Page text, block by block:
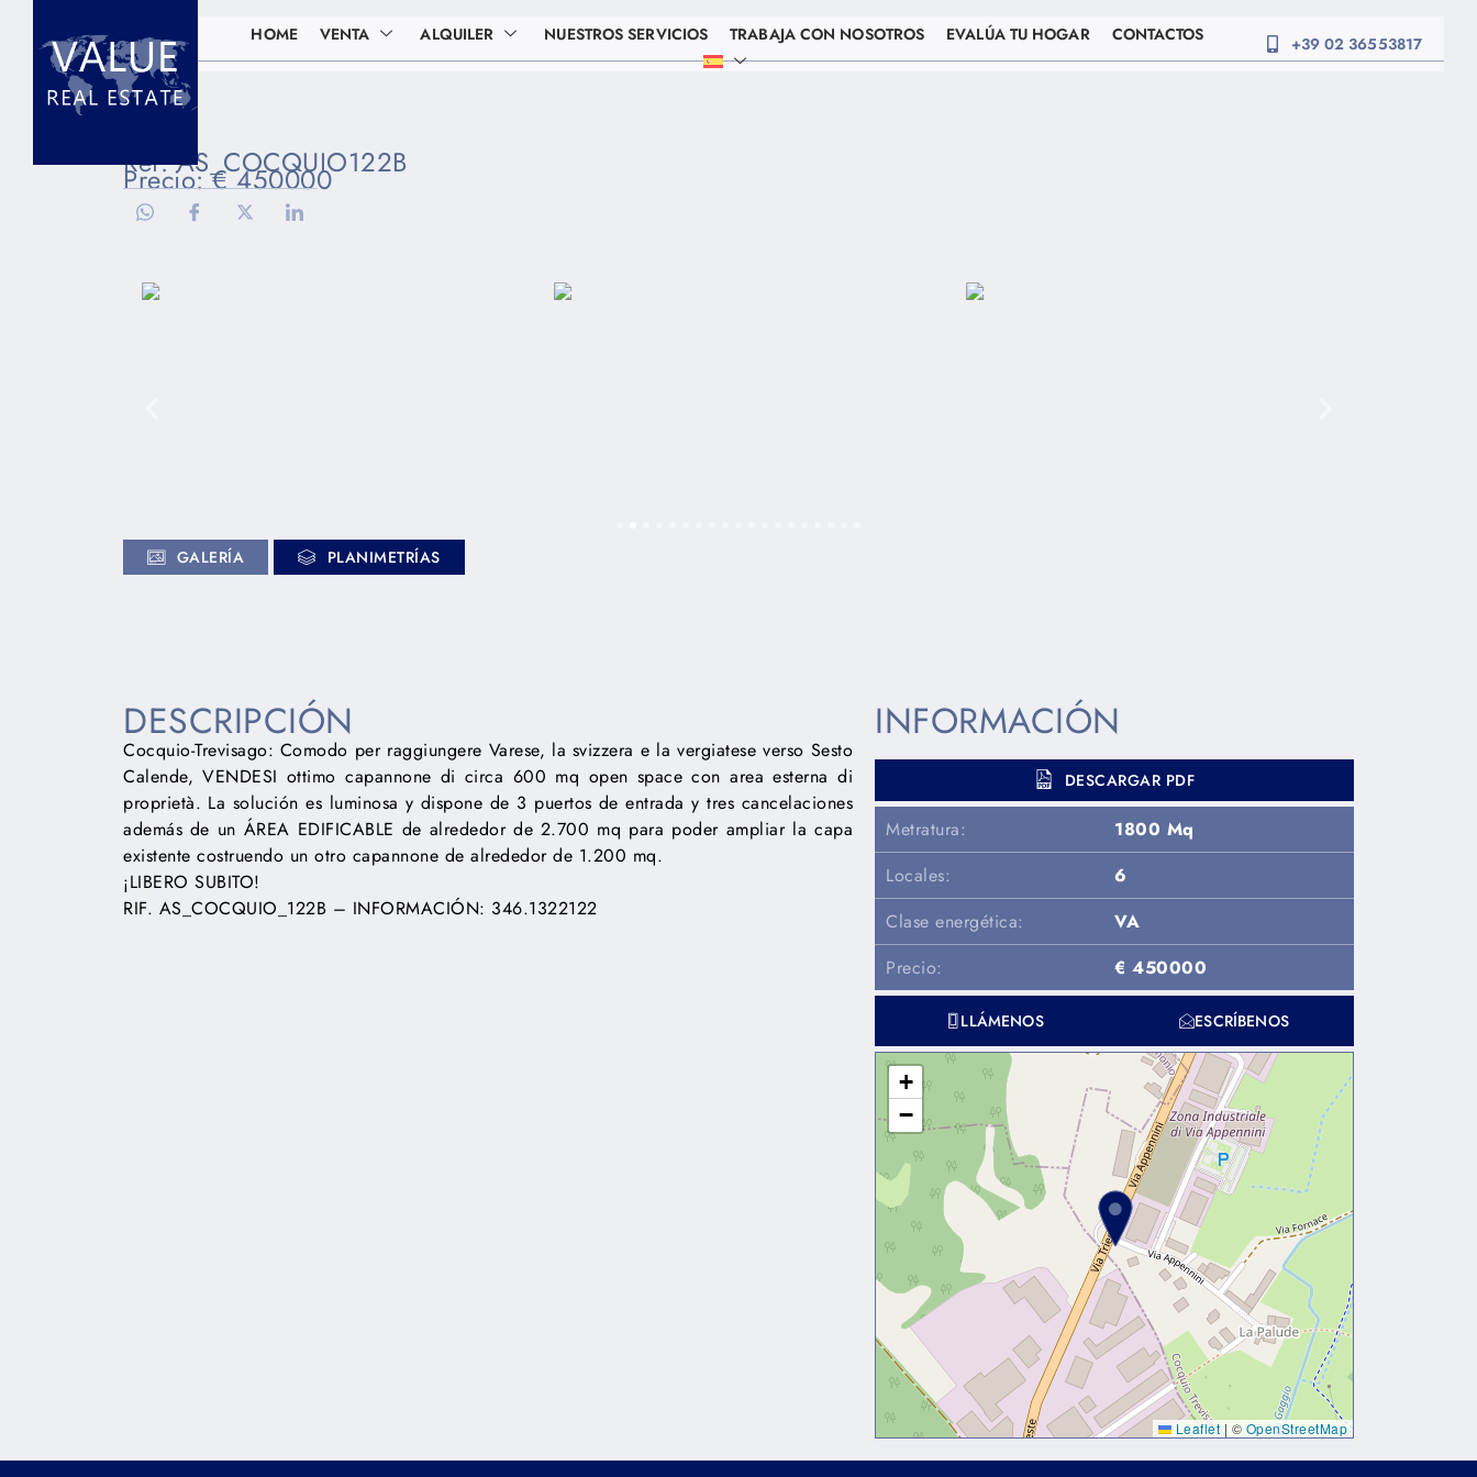
HOME VENTA ALQUILER NUESTROS SERVICIOS TRABAJA CON NOSOTROS EVALÚA TU HOGAR CONTACTOS +39 02 36553817
Ref: AS_COCQUIO122B
Precio: € 450000
GALERÍA PLANIMETRÍAS
DESCRIPCIÓN
Cocquio-Trevisago: Comodo per raggiungere Varese, la svizzera e la vergiatese verso Sesto
Calende, VENDESI ottimo capannone di circa 600 mq open space con area esterna di
proprietà. La solución es luminosa y dispone de 3 puertos de entrada y tres cancelaciones
además de un ÁREA EDIFICABLE de alrededor de 2.700 mq para poder ampliar la capa
existente costruendo un otro capannone de alrededor de 1.200 mq.
¡LIBERO SUBITO!
RIF. AS_COCQUIO_122B – INFORMACIÓN: 346.1322122
INFORMACIÓN
DESCARGAR PDF
Metratura:
1800 Mq
Locales:
6
Clase energética:
VA
Precio:
€ 450000
LLÁMENOS ESCRÍBENOS
+
−
Leaflet | © OpenStreetMap